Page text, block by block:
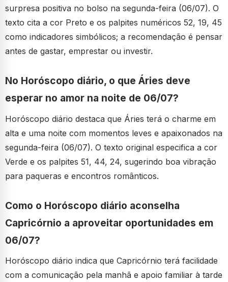
surpresa positiva no bolso na segunda-feira (06/07). O
texto cita a cor Preto e os palpites numéricos 52, 19, 45
como indicadores simbólicos; a recomendação é pensar
antes de gastar, emprestar ou investir.
No Horóscopo diário, o que Áries deve
esperar no amor na noite de 06/07?
Horóscopo diário destaca que Áries terá o charme em
alta e uma noite com momentos leves e apaixonados na
segunda-feira (06/07). O texto original especifica a cor
Verde e os palpites 51, 44, 24, sugerindo boa vibração
para paqueras e encontros românticos.
Como o Horóscopo diário aconselha
Capricórnio a aproveitar oportunidades em
06/07?
Horóscopo diário indica que Capricórnio terá facilidade
com a comunicação pela manhã e apoio familiar à tarde